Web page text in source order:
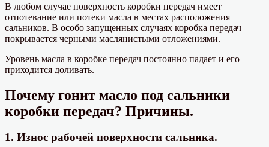
В любом случае поверхность коробки передач имеет
отпотевание или потеки масла в местах расположения
сальников. В особо запущенных случаях коробка передач
покрывается черными маслянистыми отложениями.
Уровень масла в коробке передач постоянно падает и его
приходится доливать.
Почему гонит масло под сальники
коробки передач? Причины.
1. Износ рабочей поверхности сальника.